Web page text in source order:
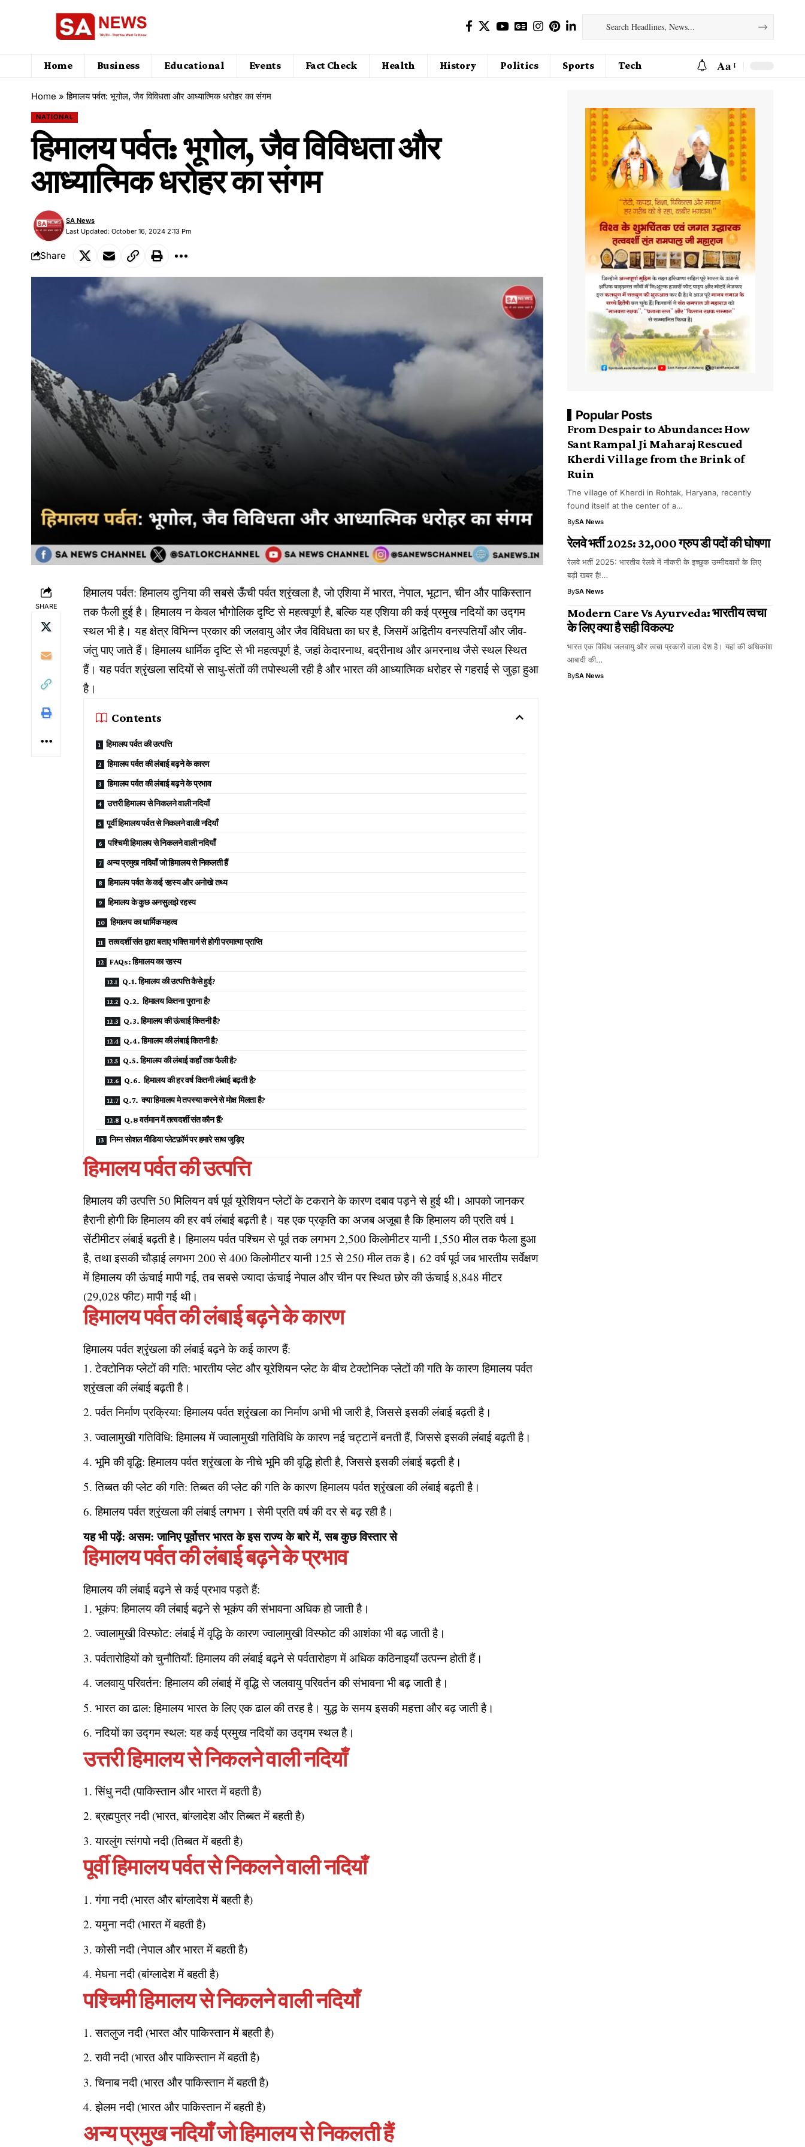
Home Business Educational Events Fact Check Health History Politics Sports Tech Aa
Home »हिमालय पर्वत: भूगोल, जैव विविधता और आध्यात्मिक धरोहर का संगम
NATIONAL
हिमालय पर्वत: भूगोल, जैव विविधता और
आध्यात्मिक धरोहर का संगम
Last Updated: October 16, 2024 2:13 Pm
SA News
Share
SHARE
हिमालय पर्वत: हिमालय दुनिया की सबसे ऊँची पर्वत श्रृंखला है, जो एशिया में भारत, नेपाल, भूटान, चीन और पाकिस्तान
तक फैली हुई है। हिमालय न केवल भौगोलिक दृष्टि से महत्वपूर्ण है, बल्कि यह एशिया की कई प्रमुख नदियों का उद्गम
स्थल भी है। यह क्षेत्र विभिन्न प्रकार की जलवायु और जैव विविधता का घर है, जिसमें अद्वितीय वनस्पतियाँ और जीव-
जंतु पाए जाते हैं। हिमालय धार्मिक दृष्टि से भी महत्वपूर्ण है, जहां केदारनाथ, बद्रीनाथ और अमरनाथ जैसे स्थल स्थित
हैं। यह पर्वत श्रृंखला सदियों से साधु-संतों की तपोस्थली रही है और भारत की आध्यात्मिक धरोहर से गहराई से जुड़ा हुआ
है।
Contents
हिमालय पर्वत की उत्पत्ति
हिमालय पर्वत की लंबाई बढ़ने के कारण
हिमालय पर्वत की लंबाई बढ़ने के प्रभाव
उत्तरी हिमालय से निकलने वाली नदियाँ
पूर्वी हिमालय पर्वत से निकलने वाली नदियाँ
पश्चिमी हिमालय से निकलने वाली नदियाँ
अन्य प्रमुख नदियाँ जो हिमालय से निकलती हैं
हिमालय पर्वत के कई रहस्य और अनोखे तथ्य
हिमालय के कुछ अनसुलझे रहस्य
हिमालय का धार्मिक महत्व
तत्वदर्शी संत द्वारा बताए भक्ति मार्ग से होगी परमात्मा प्राप्ति
FAQs: हिमालय का रहस्य
Q.1. हिमालय की उत्पत्ति कैसे हुई?
Q.2. हिमालय कितना पुराना है?
Q.3. हिमालय की ऊंचाई कितनी है?
Q.4. हिमालय की लंबाई कितनी है?
Q.5. हिमालय की लंबाई कहाँ तक फैली है?
Q.6. हिमालय की हर वर्ष कितनी लंबाई बढ़ती है?
Q.7. क्या हिमालय मे तपस्या करने से मोक्ष मिलता है?
Q.8 वर्तमान में तत्वदर्शी संत कौन हैं?
निम्न सोशल मीडिया प्लेटफ़ॉर्म पर हमारे साथ जुड़िए
हिमालय पर्वत की उत्पत्ति
हिमालय की उत्पत्ति 50 मिलियन वर्ष पूर्व यूरेशियन प्लेटों के टकराने के कारण दबाव पड़ने से हुई थी। आपको जानकर
हैरानी होगी कि हिमालय की हर वर्ष लंबाई बढ़ती है। यह एक प्रकृति का अजब अजूबा है कि हिमालय की प्रति वर्ष 1
सेंटीमीटर लंबाई बढ़ती है। हिमालय पर्वत पश्चिम से पूर्व तक लगभग 2,500 किलोमीटर यानी 1,550 मील तक फैला हुआ
है, तथा इसकी चौड़ाई लगभग 200 से 400 किलोमीटर यानी 125 से 250 मील तक है। 62 वर्ष पूर्व जब भारतीय सर्वेक्षण
में हिमालय की ऊंचाई मापी गई, तब सबसे ज्यादा ऊंचाई नेपाल और चीन पर स्थित छोर की ऊंचाई 8,848 मीटर
(29,028 फीट) मापी गई थी।
हिमालय पर्वत की लंबाई बढ़ने के कारण
हिमालय पर्वत श्रृंखला की लंबाई बढ़ने के कई कारण हैं:
टेक्टोनिक प्लेटों की गति: भारतीय प्लेट और यूरेशियन प्लेट के बीच टेक्टोनिक प्लेटों की गति के कारण हिमालय पर्वत
श्रृंखला की लंबाई बढ़ती है।
पर्वत निर्माण प्रक्रिया: हिमालय पर्वत श्रृंखला का निर्माण अभी भी जारी है, जिससे इसकी लंबाई बढ़ती है।
ज्वालामुखी गतिविधि: हिमालय में ज्वालामुखी गतिविधि के कारण नई चट्टानें बनती हैं, जिससे इसकी लंबाई बढ़ती है।
भूमि की वृद्धि: हिमालय पर्वत श्रृंखला के नीचे भूमि की वृद्धि होती है, जिससे इसकी लंबाई बढ़ती है।
तिब्बत की प्लेट की गति: तिब्बत की प्लेट की गति के कारण हिमालय पर्वत श्रृंखला की लंबाई बढ़ती है।
हिमालय पर्वत श्रृंखला की लंबाई लगभग 1 सेमी प्रति वर्ष की दर से बढ़ रही है।
यह भी पढ़ें:असम: जानिए पूर्वोत्तर भारत के इस राज्य के बारे में, सब कुछ विस्तार से
हिमालय पर्वत की लंबाई बढ़ने के प्रभाव
हिमालय की लंबाई बढ़ने से कई प्रभाव पड़ते हैं:
भूकंप: हिमालय की लंबाई बढ़ने से भूकंप की संभावना अधिक हो जाती है।
ज्वालामुखी विस्फोट: लंबाई में वृद्धि के कारण ज्वालामुखी विस्फोट की आशंका भी बढ़ जाती है।
पर्वतारोहियों को चुनौतियाँ: हिमालय की लंबाई बढ़ने से पर्वतारोहण में अधिक कठिनाइयाँ उत्पन्न होती हैं।
जलवायु परिवर्तन: हिमालय की लंबाई में वृद्धि से जलवायु परिवर्तन की संभावना भी बढ़ जाती है।
भारत का ढाल: हिमालय भारत के लिए एक ढाल की तरह है। युद्ध के समय इसकी महत्ता और बढ़ जाती है।
नदियों का उद्गम स्थल: यह कई प्रमुख नदियों का उद्गम स्थल है।
उत्तरी हिमालय से निकलने वाली नदियाँ
सिंधु नदी (पाकिस्तान और भारत में बहती है)
ब्रह्मपुत्र नदी (भारत, बांग्लादेश और तिब्बत में बहती है)
यारलुंग त्संगपो नदी (तिब्बत में बहती है)
पूर्वी हिमालय पर्वत से निकलने वाली नदियाँ
गंगा नदी (भारत और बांग्लादेश में बहती है)
यमुना नदी (भारत में बहती है)
कोसी नदी (नेपाल और भारत में बहती है)
मेघना नदी (बांग्लादेश में बहती है)
पश्चिमी हिमालय से निकलने वाली नदियाँ
सतलुज नदी (भारत और पाकिस्तान में बहती है)
रावी नदी (भारत और पाकिस्तान में बहती है)
चिनाब नदी (भारत और पाकिस्तान में बहती है)
झेलम नदी (भारत और पाकिस्तान में बहती है)
अन्य प्रमुख नदियाँ जो हिमालय से निकलती हैं
Popular Posts
From Despair to Abundance: How
Sant Rampal Ji Maharaj Rescued
Kherdi Village from the Brink of
Ruin
The village of Kherdi in Rohtak, Haryana, recently
found itself at the center of a…
BySA News
रेलवे भर्ती 2025: 32,000 ग्रुप डी पदों की घोषणा
रेलवे भर्ती 2025: भारतीय रेलवे में नौकरी के इच्छुक उम्मीदवारों के लिए
बड़ी खबर है!…
BySA News
Modern Care Vs Ayurveda: भारतीय त्वचा
के लिए क्या है सही विकल्प?
भारत एक विविध जलवायु और त्वचा प्रकारों वाला देश है। यहां की अधिकांश
आबादी की…
BySA News